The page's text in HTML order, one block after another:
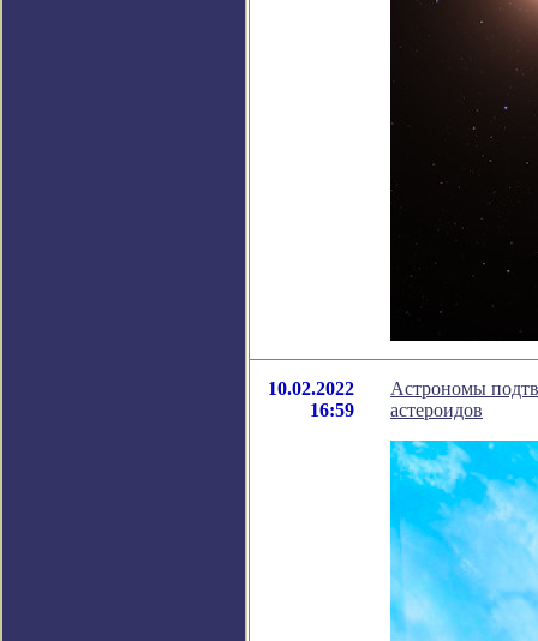
10.02.2022
16:59
Астрономы
астероидов